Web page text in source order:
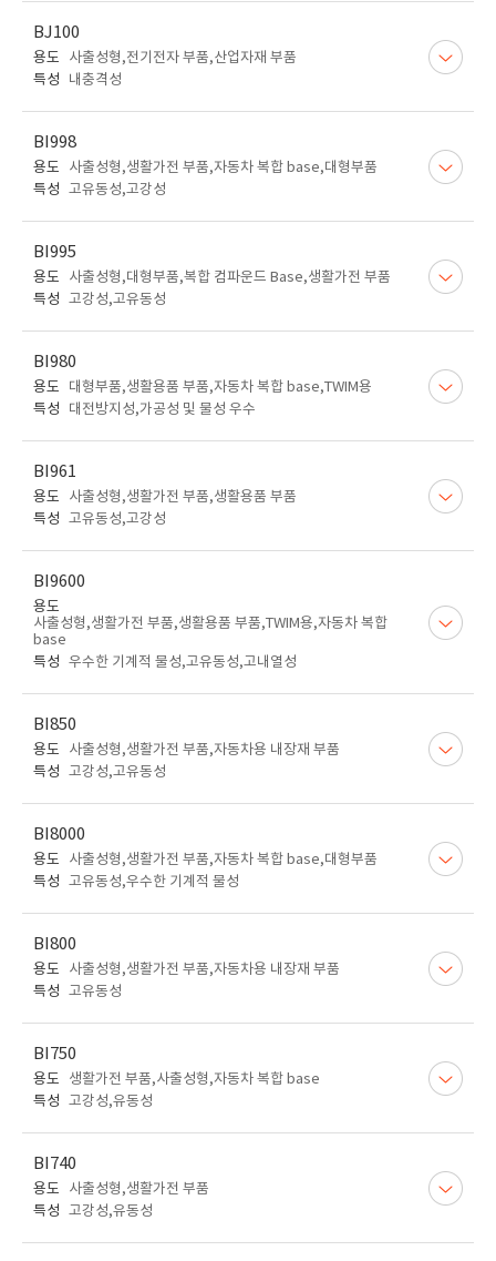
BJ100
용도
사출성형,전기전자 부품,산업자재 부품
특성
내충격성
BI998
용도
사출성형,생활가전 부품,자동차 복합 base,대형부품
특성 고유동성,고강성
BI995
용도
사출성형,대형부품,복합 컴파운드 Base,생활가전 부품
특성 고강성,고유동성
BI980
용도
대형부품,생활용품 부품,자동차 복합 base,TWIM용
특성
대전방지성,가공성 및 물성 우수
BI961
용도
사출성형,생활가전 부품,생활용품 부품
특성 고유동성,고강성
BI9600
용도
사출성형,생활가전 부품,생활용품 부품,TWIM용,자동차 복합
base
특성 우수한 기계적 물성,고유동성,고내열성
BI850
용도
사출성형,생활가전 부품,자동차용 내장재 부품
특성 고강성,고유동성
BI8000
용도
사출성형,생활가전 부품,자동차 복합 base,대형부품
특성 고유동성,우수한 기계적 물성
BI800
용도
사출성형,생활가전 부품,자동차용 내장재 부품
특성 고유동성
BI750
용도
생활가전 부품,사출성형,자동차 복합 base
특성 고강성,유동성
BI740
용도
사출성형,생활가전 부품
특성 고강성,유동성